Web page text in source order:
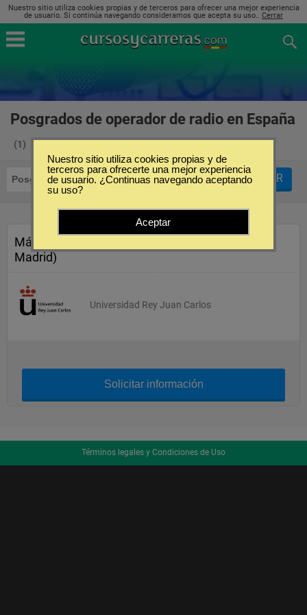
Nuestro sitio utiliza cookies propias y de terceros para ofrecer una mejor experiencia
de usuario. Si continúa navegando consideramos que acepta su uso.. Cerrar
Posgrados de operador de radio en España
(1)
Posgrados Operador de Radio FILTRAR
Máster en Radio (Fuenlabrada,
Madrid)
Universidad Rey Juan Carlos
Solicitar información
Términos legales y Condiciones de Uso
Nuestro sitio utiliza cookies propias y de
terceros para ofrecerte una mejor experiencia
de usuario. ¿Continuas navegando aceptando
su uso?
Aceptar